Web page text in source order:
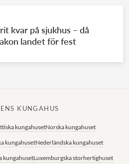
kvar på sjukhus – då
landet för fest
KUNGAHUS
kungahusetNorska kungahuset
kungahusetNederländska kungahuset
kungahusetLuxemburgska storhertighuset